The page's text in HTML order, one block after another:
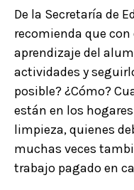
De la Secretaría de
recomienda que
aprendizaje del
actividades y
posible? ¿Cómo?
están en los
limpieza, quienes
muchas veces
trabajo pagado en